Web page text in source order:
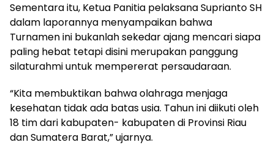
Sementara itu, Ketua Panitia pelaksana Suprianto SH
dalam laporannya menyampaikan bahwa
Turnamen ini bukanlah sekedar ajang mencari siapa
paling hebat tetapi disini merupakan panggung
silaturahmi untuk mempererat persaudaraan.
“Kita membuktikan bahwa olahraga menjaga
kesehatan tidak ada batas usia. Tahun ini diikuti oleh
18 tim dari kabupaten- kabupaten di Provinsi Riau
dan Sumatera Barat,” ujarnya.